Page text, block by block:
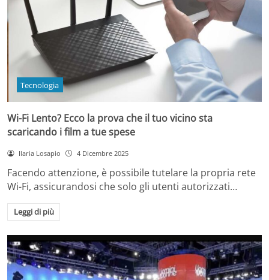
Tecnologia
Wi-Fi Lento? Ecco la prova che il tuo vicino sta
scaricando i film a tue spese
Ilaria Losapio 4 Dicembre 2025
Facendo attenzione, è possibile tutelare la propria rete
Wi-Fi, assicurandosi che solo gli utenti autorizzati…
Leggi di più